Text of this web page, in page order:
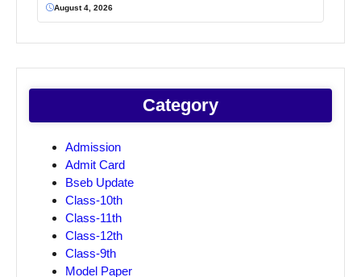
August 4, 2026
Category
Admission
Admit Card
Bseb Update
Class-10th
Class-11th
Class-12th
Class-9th
Model Paper